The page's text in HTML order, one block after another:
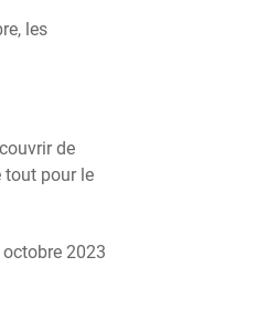
les
de
tout pour le
octobre 2023